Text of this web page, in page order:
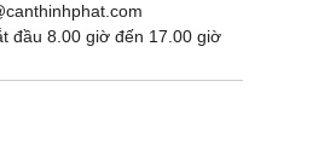
đầu 8.00 giờ đến 17.00 giờ